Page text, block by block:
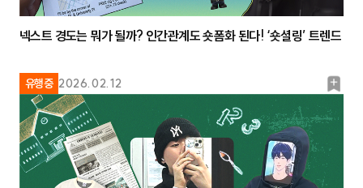
유행중 2026.02.12
북
마
넥스트 경도는 뭐가 될까? 인간관계도 숏폼화 된다! ‘숏셜링’ 트렌드